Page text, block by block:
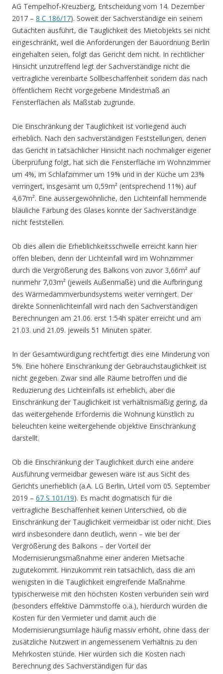
AG Tempelhof-Kreuzberg, Entscheidung vom 14. Dezember
2017 – 8 C 186/17). Soweit der Sachverständige ein seinem
Gutachten ausführt, die Tauglichkeit des Mietobjekts sei nicht
eingeschränkt, weil die Anforderungen der Bauordnung Berlin
eingehalten seien, folgt das Gericht dem nicht. In rechtlicher
Hinsicht unzutreffend legt der Sachverständige nicht die
vertragliche vereinbarte Sollbeschaffenheit sondern das nach
öffentlichem Recht vorgegebene Mindestmaß an
Fensterflächen als Maßstab zugrunde.
Die Einschränkung der Tauglichkeit ist vorliegend auch
erheblich. Nach den sachverständigen Feststellungen, denen
das Gericht in tatsächlicher Hinsicht nach nochmaliger eigener
Überprüfung folgt, hat sich die Fensterfläche im Wohnzimmer
um 4%, im Schlafzimmer um 19% und in der Küche um 23%
verringert, insgesamt um 0,59m² (entsprechend 11%) auf
4,67m². Eine aussergewöhnliche, den Lichteinfall hemmende
bläuliche Färbung des Glases konnte der Sachverständige
nicht feststellen.
Ob dies allein die Erheblichkeitsschwelle erreicht kann hier
offen bleiben, denn der Lichteinfall wird im Wohnzimmer
durch die Vergrößerung des Balkons von zuvor 3,66m² auf
nunmehr 7,03m² (jeweils Außenmaße) und die Aufbringung
des Wärmedämmverbundsystems weiter verringert. Der
direkte Sonnenlichteinfall wird nach den Sachverständigen
Berechnungen am 21.06. erst 1:54h später erreicht und am
21.03. und 21.09. jeweils 51 Minuten später.
In der Gesamtwürdigung rechtfertigt dies eine Minderung von
5%. Eine höhere Einschränkung der Gebrauchstauglichkeit ist
nicht gegeben. Zwar sind alle Räume betroffen und die
Reduzierung des Lichteinfalls ist erheblich, aber die
Einschränkung der Tauglichkeit ist verhältnismäßig gering, da
das weitergehende Erfordernis die Wohnung künstlich zu
beleuchten keine weitergehende objektive Einschränkung
darstellt.
Ob die Einschränkung der Tauglichkeit durch eine andere
Ausführung vermeidbar gewesen wäre ist aus Sicht des
Gerichts unerheblich (a.A. LG Berlin, Urteil vom 05. September
2019 – 67 S 101/19). Es macht dogmatisch für die
vertragliche Beschaffenheit keinen Unterschied, ob die
Einschränkung der Tauglichkeit vermeidbar ist oder nicht. Dies
wird insbesondere dann deutlich, wenn – wie bei der
Vergrößerung des Balkons – der Vorteil der
Modernisierungsmaßnahme einer anderen Mietsache
zugutekommt. Hinzukommt rein tatsächlich, dass die am
wenigsten in die Tauglichkeit eingreifende Maßnahme
typischerweise mit den höchsten Kosten verbunden sein wird
(besonders effektive Dämmstoffe o.ä.), hierdurch würden die
Kosten für den Vermieter und damit auch die
Modernisierungsumlage häufig massiv erhöht, ohne dass der
zusätzliche Nutzwert in angemessenem Verhältnis zu den
Mehrkosten stünde. Hier würden sich die Kosten nach
Berechnung des Sachverständigen für das